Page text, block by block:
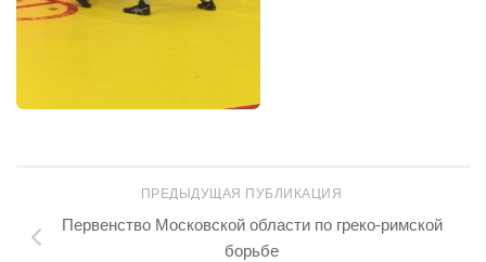
ПРЕДЫДУЩАЯ ПУБЛИКАЦИЯ
Первенство Московской области по греко-римской
борьбе